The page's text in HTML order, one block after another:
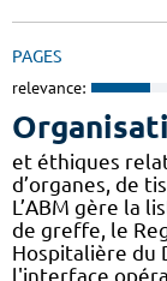
PAGES
relevance:
et éthiques
d’organes, de
L’ABM gère la
de greffe, le
Hospitalière du
l'interface